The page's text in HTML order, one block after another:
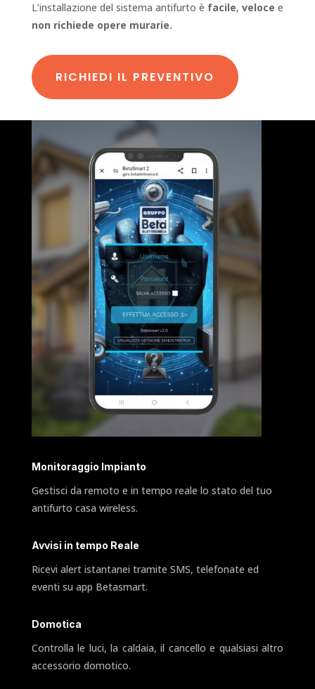
L’installazione del sistema antifurto è facile, veloce e
non richiede opere murarie.
RICHIEDI IL PREVENTIVO
Monitoraggio Impianto
Gestisci da remoto e in tempo reale lo stato del tuo
antifurto casa wireless.
Avvisi in tempo Reale
Ricevi alert istantanei tramite SMS, telefonate ed
eventi su app Betasmart.
Domotica
Controlla le luci, la caldaia, il cancello e qualsiasi altro
accessorio domotico.